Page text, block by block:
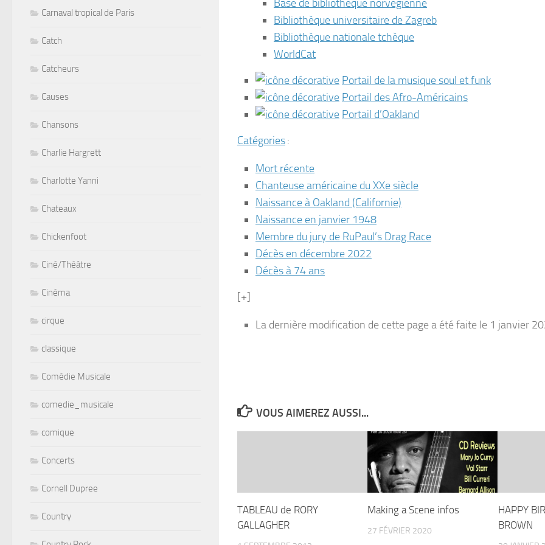
Base de bibliothèque norvégienne
Bibliothèque universitaire de Zagreb
Bibliothèque nationale tchèque
WorldCat
Portail de la musique soul et funk
Portail des Afro-Américains
Portail d’Oakland
Catégories:
Mort récente
Chanteuse américaine du XXe siècle
Naissance à Oakland (Californie)
Naissance en janvier 1948
Membre du jury de RuPaul’s Drag Race
Décès en décembre 2022
Décès à 74 ans
[+]
La dernière modification de cette page a été faite le 1 janvier
VOUS AIMEREZ AUSSI...
TABLEAU de RORY
GALLAGHER
Making a Scene infos
27 FÉVRIER 2020
HAPPY
BROWN
Carnaval tropical de Paris
Catch
Catcheurs
Causes
Chansons
Charlie Hargrett
Charlotte Yanni
Chateaux
Chickenfoot
Ciné/Théâtre
Cinéma
cirque
classique
Comédie Musicale
comedie_musicale
comique
Concerts
Cornell Dupree
Country